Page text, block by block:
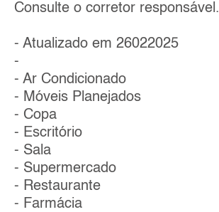
Consulte o corretor responsável.
- Atualizado em 26022025
-
- Ar Condicionado
- Móveis Planejados
- Copa
- Escritório
- Sala
- Supermercado
- Restaurante
- Farmácia